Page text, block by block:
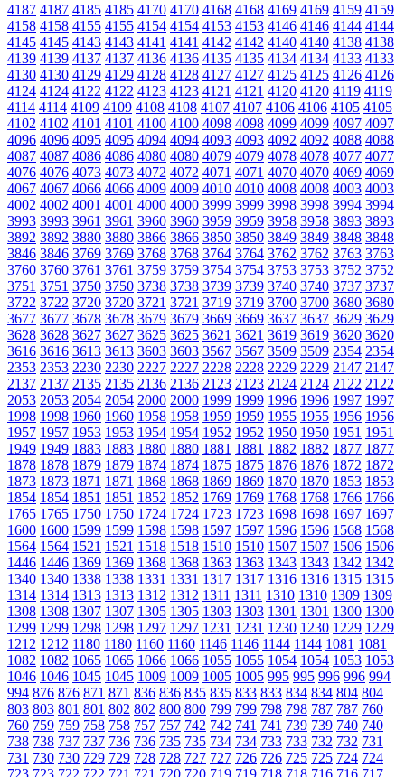
4187 4187 4185 4185 4170 4170 4168 4168 4169 4169 4159 4159
4158 4158 4155 4155 4154 4154 4153 4153 4146 4146 4144 4144
4145 4145 4143 4143 4141 4141 4142 4142 4140 4140 4138 4138
4139 4139 4137 4137 4136 4136 4135 4135 4134 4134 4133 4133
4130 4130 4129 4129 4128 4128 4127 4127 4125 4125 4126 4126
4124 4124 4122 4122 4123 4123 4121 4121 4120 4120 4119 4119
4114 4114 4109 4109 4108 4108 4107 4107 4106 4106 4105 4105
4102 4102 4101 4101 4100 4100 4098 4098 4099 4099 4097 4097
4096 4096 4095 4095 4094 4094 4093 4093 4092 4092 4088 4088
4087 4087 4086 4086 4080 4080 4079 4079 4078 4078 4077 4077
4076 4076 4073 4073 4072 4072 4071 4071 4070 4070 4069 4069
4067 4067 4066 4066 4009 4009 4010 4010 4008 4008 4003 4003
4002 4002 4001 4001 4000 4000 3999 3999 3998 3998 3994 3994
3993 3993 3961 3961 3960 3960 3959 3959 3958 3958 3893 3893
3892 3892 3880 3880 3866 3866 3850 3850 3849 3849 3848 3848
3846 3846 3769 3769 3768 3768 3764 3764 3762 3762 3763 3763
3760 3760 3761 3761 3759 3759 3754 3754 3753 3753 3752 3752
3751 3751 3750 3750 3738 3738 3739 3739 3740 3740 3737 3737
3722 3722 3720 3720 3721 3721 3719 3719 3700 3700 3680 3680
3677 3677 3678 3678 3679 3679 3669 3669 3637 3637 3629 3629
3628 3628 3627 3627 3625 3625 3621 3621 3619 3619 3620 3620
3616 3616 3613 3613 3603 3603 3567 3567 3509 3509 2354 2354
2353 2353 2230 2230 2227 2227 2228 2228 2229 2229 2147 2147
2137 2137 2135 2135 2136 2136 2123 2123 2124 2124 2122 2122
2053 2053 2054 2054 2000 2000 1999 1999 1996 1996 1997 1997
1998 1998 1960 1960 1958 1958 1959 1959 1955 1955 1956 1956
1957 1957 1953 1953 1954 1954 1952 1952 1950 1950 1951 1951
1949 1949 1883 1883 1880 1880 1881 1881 1882 1882 1877 1877
1878 1878 1879 1879 1874 1874 1875 1875 1876 1876 1872 1872
1873 1873 1871 1871 1868 1868 1869 1869 1870 1870 1853 1853
1854 1854 1851 1851 1852 1852 1769 1769 1768 1768 1766 1766
1765 1765 1750 1750 1724 1724 1723 1723 1698 1698 1697 1697
1600 1600 1599 1599 1598 1598 1597 1597 1596 1596 1568 1568
1564 1564 1521 1521 1518 1518 1510 1510 1507 1507 1506 1506
1446 1446 1369 1369 1368 1368 1363 1363 1343 1343 1342 1342
1340 1340 1338 1338 1331 1331 1317 1317 1316 1316 1315 1315
1314 1314 1313 1313 1312 1312 1311 1311 1310 1310 1309 1309
1308 1308 1307 1307 1305 1305 1303 1303 1301 1301 1300 1300
1299 1299 1298 1298 1297 1297 1231 1231 1230 1230 1229 1229
1212 1212 1180 1180 1160 1160 1146 1146 1144 1144 1081 1081
1082 1082 1065 1065 1066 1066 1055 1055 1054 1054 1053 1053
1046 1046 1045 1045 1009 1009 1005 1005 995 995 996 996 994
994 876 876 871 871 836 836 835 835 833 833 834 834 804 804
803 803 801 801 802 802 800 800 799 799 798 798 787 787 760
760 759 759 758 758 757 757 742 742 741 741 739 739 740 740
738 738 737 737 736 736 735 735 734 734 733 733 732 732 731
731 730 730 729 729 728 728 727 727 726 726 725 725 724 724
723 723 722 722 721 721 720 720 719 719 718 718 716 716 717